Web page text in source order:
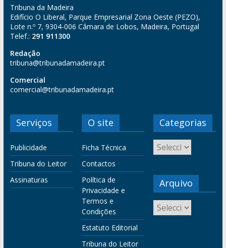
Tribuna da Madeira
Edifício O Liberal, Parque Empresarial Zona Oeste (PEZO),
Lote n.º 7, 9304-006 Câmara de Lobos, Madeira, Portugal
Telef.: 291 911300
Redação
tribuna@tribunadamadeira.pt
Comercial
comercial@tribunadamadeira.pt
Serviços
Publicidade
Tribuna do Leitor
Assinaturas
O site
Ficha Técnica
Contactos
Política de
Privacidade e
Termos e
Condições
Estatuto Editorial
Tribuna do Leitor
Categorias
Arquivo